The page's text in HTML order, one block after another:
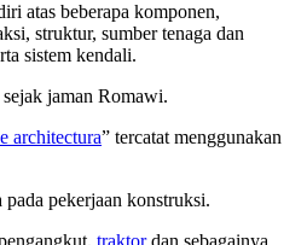
atas beberapa komponen,
struktur, sumber tenaga dan
sistem kendali.
jaman Romawi.
architectura” tercatat menggunakan
pekerjaan konstruksi.